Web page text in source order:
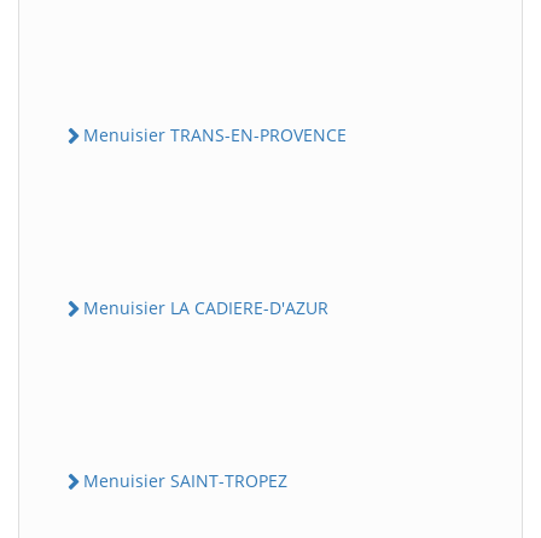
Menuisier TRANS-EN-PROVENCE
Menuisier LA CADIERE-D'AZUR
Menuisier SAINT-TROPEZ